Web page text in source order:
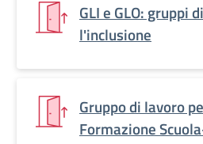
GLI e GLO: gruppi
l'inclusione
Gruppo di lavoro
Formazione